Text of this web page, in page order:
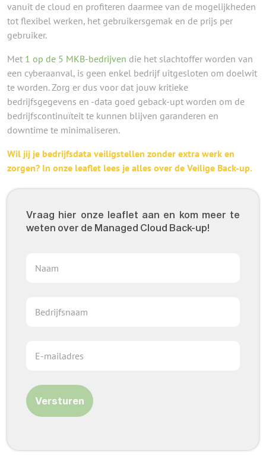
vanuit de cloud en profiteren daarmee van de mogelijkheden
tot flexibel werken, het gebruikersgemak en de prijs per
gebruiker.
Met 1 op de 5 MKB-bedrijven die het slachtoffer worden van
een cyberaanval, is geen enkel bedrijf uitgesloten om doelwit
te worden. Zorg er dus voor dat jouw kritieke
bedrijfsgegevens en -data goed geback-upt worden om de
bedrijfscontinuïteit te kunnen blijven garanderen en
downtime te minimaliseren.
Wil jij je bedrijfsdata veiligstellen zonder extra werk en
zorgen? In onze leaflet lees je alles over de Veilige Back-up.
Vraag hier onze leaflet aan en kom meer te
weten over de Managed Cloud Back-up!
Versturen